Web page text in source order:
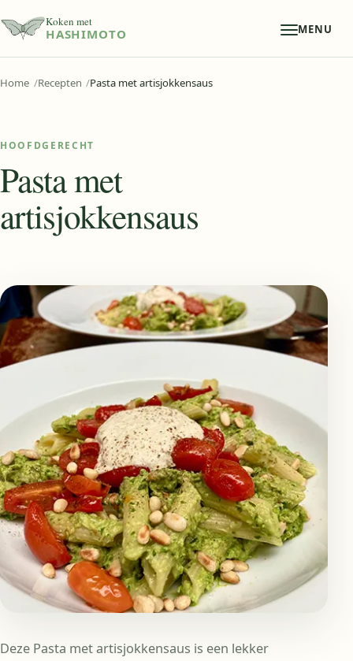
Koken met
HASHIMOTO MENU
Home Recepten Pasta met artisjokkensaus
HOOFDGERECHT
Pasta met
artisjokkensaus
Deze Pasta met artisjokkensaus is een lekker